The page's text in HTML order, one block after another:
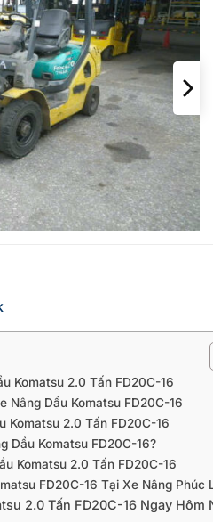
Komatsu 2.0 Tấn FD20C-16
Nâng Dầu Komatsu FD20C-16
Komatsu 2.0 Tấn FD20C-16
Dầu Komatsu FD20C-16?
Komatsu 2.0 Tấn FD20C-16
FD20C-16 Tại Xe Nâng Phúc
2.0 Tấn FD20C-16 Ngay Hôm